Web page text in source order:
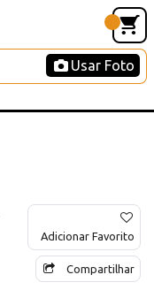
Usar Foto
Adicionar Favorito
Compartilhar